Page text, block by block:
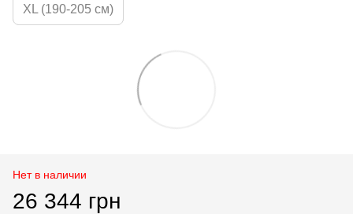
XL (190-205 см)
Нет в наличии
26 344 грн